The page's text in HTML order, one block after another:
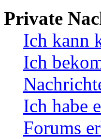
Private
Ich kann
Ich
Ich habe
Forums